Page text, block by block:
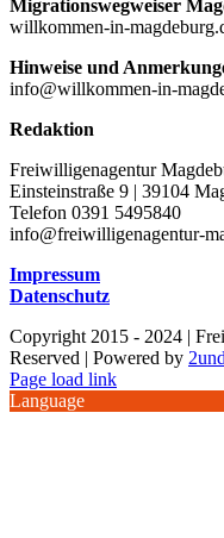
Migrationswegweiser
willkommen-in-
Hinweise und
info@willkommen-in-
Redaktion
Freiwilligenagentur
Einsteinstraße 9 | 39104
Telefon 0391 5495840
info@freiwilligenagentur-
Impressum
Datenschutz
Copyright 2015 - 2024 |
Reserved | Powered by
Facebook
Instagram
YouTube
Page load link
Language